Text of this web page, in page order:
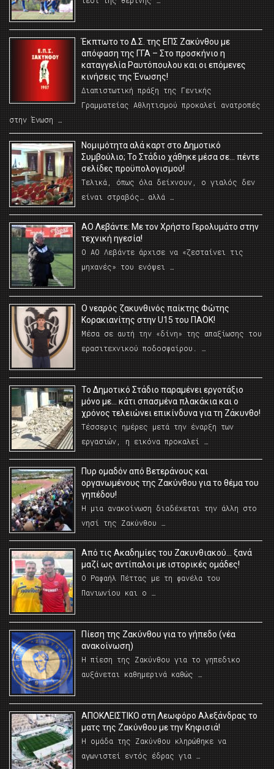
Έκπτωτο το Δ.Σ. της ΕΠΣ Ζακύνθου με
απόφαση της ΓΓΑ – Στο προσκήνιο η
καταγγελία Ραυτόπουλου και οι επόμενες
κινήσεις της Ένωσης!
Διαπιστωτική πράξη της Γενικής
Γραμματείας Αθλητισμού προκαλεί ανατροπές
στην Ένωση …
Νομιμότητα αλά καρτ στο Δημοτικό
Συμβούλιο; Το Στάδιο χάθηκε μέσα σε… πέντε
σελίδες προϋπολογισμού!
Τελικά, όπως όλα δείχνουν, ο γιαλός δεν
είναι στραβός… αλλά …
ΑΟ Λεβάντε: Με τον Χρήστο Γερολυμάτο στην
τεχνική ηγεσία!
Ο ΑΟ Λεβάντε άρχισε να «ζεσταίνει τις
μηχανές» του ενόψει …
O νεαρός ζακυνθινός παίκτης Φώτης
Κορακιανίτης στην U15 του ΠΑΟΚ!
Μέσα σε αυτή την «δίνη» της απαξίωσης του
ερασιτεχνικού ποδοσφαίρου. …
Το Δημοτικό Στάδιο παραμένει εργοτάξιο
μόνο με… κάτι σπασμένα πλακάκια και ο
χρόνος τελειώνει επικίνδυνα για τη Ζάκυνθο!
Τέσσερις ημέρες μετά την έναρξη των
εργασιών, η εικόνα προκαλεί …
Πυρ ομαδόν από Βετεράνους και
οργανωμένους της Ζακύνθου για το θέμα του
γηπέδου!
Η μια ανακοίνωση διαδέχεται την άλλη στο
νησί της Ζακύνθου …
Από τις Ακαδημίες του Ζακυνθιακού… ξανά
μαζί ως αντίπαλοι με ιστορικές ομάδες!
Ο Ραφαήλ Πέττας με τη φανέλα του
Πανιωνίου και ο …
Πίεση της Ζακύνθου για το γήπεδο (νέα
ανακοίνωση)
Η πίεση της Ζακύνθου για το γηπεδικο
αυξάνεται καθημερινά καθώς …
AΠΟΚΛΕΙΣΤΙΚΟ στη Λεωφόρο Αλεξάνδρας το
ματς της Ζακύνθου με την Κηφισιά!
Η ομάδα της Ζακύνθου κληρώθηκε να
αγωνιστεί εντός έδρας για …